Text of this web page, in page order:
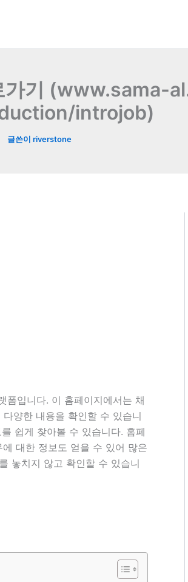
가기
introjob)
글쓴이 riverstone
폼입니다. 이 홈페이지에서는 채
양한 내용을 확인할 수 있습니
쉽게 찾아볼 수 있습니다. 홈페
대한 정보도 얻을 수 있어 많은
놓치지 않고 확인할 수 있습니